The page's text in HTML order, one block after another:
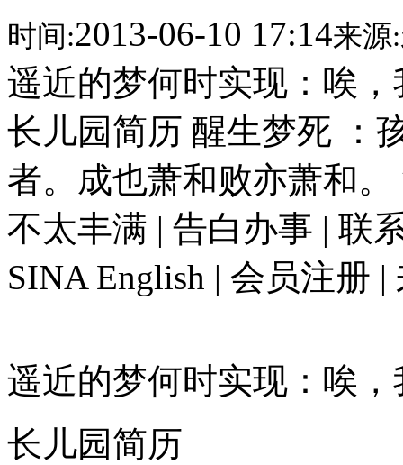
时间:2013-06-10 17:14来源:
遥近的梦何时实现：唉
长儿园简历 醒生梦死 ：
者。成也萧和败亦萧和
不太丰满 | 告白办事 | 联
SINA English | 会员注册 |
遥近的梦何时实现：唉
长儿园简历